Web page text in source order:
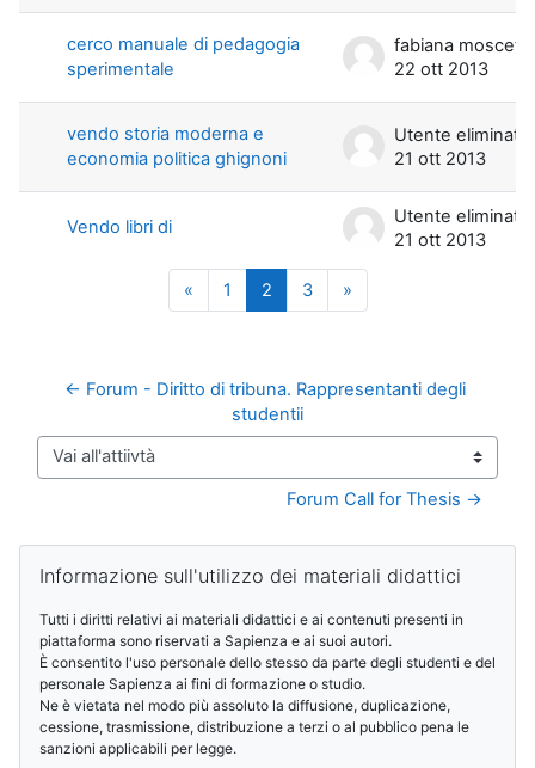
cerco manuale di pedagogia
sperimentale
fabiana moscetta
22 ott 2013
vendo storia moderna e
economia politica ghignoni
Utente eliminato
21 ott 2013
Vendo libri di
Utente eliminato
21 ott 2013
«Pagina precedente
1 Pagina 1
2Pagina 2
3Pagina 3
»Pagina successiva
← Forum - Diritto di tribuna. Rappresentanti degli
studentii
Vai all'attiivtà
Forum Call for Thesis →
Blocchi
Informazione sull'utilizzo dei materiali didattici
Tutti i diritti relativi ai materiali didattici e ai contenuti presenti in
piattaforma sono riservati a Sapienza e ai suoi autori.
È consentito l'uso personale dello stesso da parte degli studenti e del
personale Sapienza ai fini di formazione o studio.
Ne è vietata nel modo più assoluto la diffusione, duplicazione,
cessione, trasmissione, distribuzione a terzi o al pubblico pena le
sanzioni applicabili per legge.